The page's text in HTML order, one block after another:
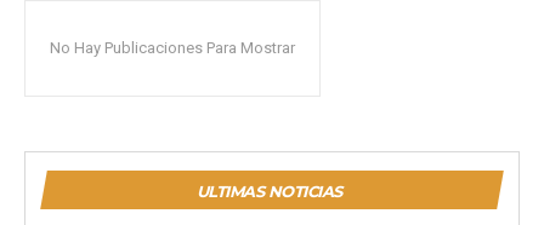
No Hay Publicaciones Para Mostrar
ULTIMAS NOTICIAS